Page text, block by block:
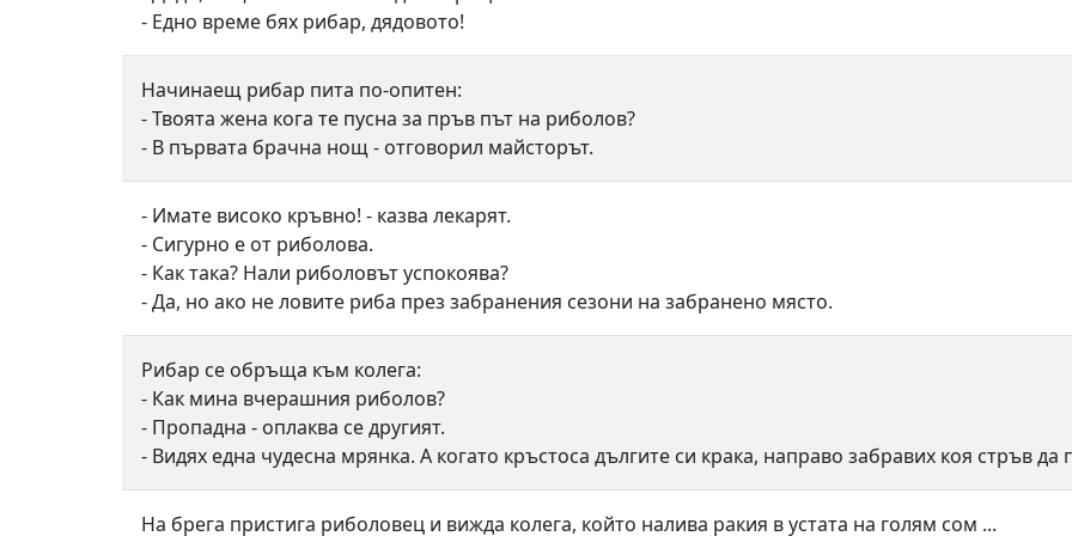
- Едно време бях рибар, дядовото!
Начинаещ рибар пита по-опитен:
- Твоята жена кога те пусна за пръв път на риболов?
- В първата брачна нощ - отговорил майсторът.
- Имате високо кръвно! - казва лекарят.
- Сигурно е от риболова.
- Как така? Нали риболовът успокоява?
- Да, но ако не ловите риба през забранения сезони на забранено място.
Рибар се обръща към колега:
- Как мина вчерашния риболов?
- Пропадна - оплаква се другият.
- Видях една чудесна мрянка. А когато кръстоса дългите си крака, направо забравих коя стръв да
На брега пристига риболовец и вижда колега, който налива ракия в устата на голям сом ...